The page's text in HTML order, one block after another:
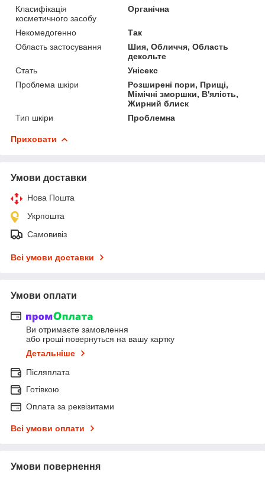
Класифікація
косметичного засобу
Органічна
Некомедогенно
Так
Область застосування
Шия, Обличчя, Область
декольте
Стать
Унісекс
Проблема шкіри
Розширені пори, Прищі,
Мімічні зморшки, В'ялість,
Жирний блиск
Тип шкіри
Проблемна
Приховати
Умови доставки
Нова Пошта
Укрпошта
Самовивіз
Всі умови доставки
Умови оплати
Ви отримаєте замовлення
або гроші повернуться на вашу картку
Детальніше
Післяплата
Готівкою
Оплата за реквізитами
Всі умови оплати
Умови повернення